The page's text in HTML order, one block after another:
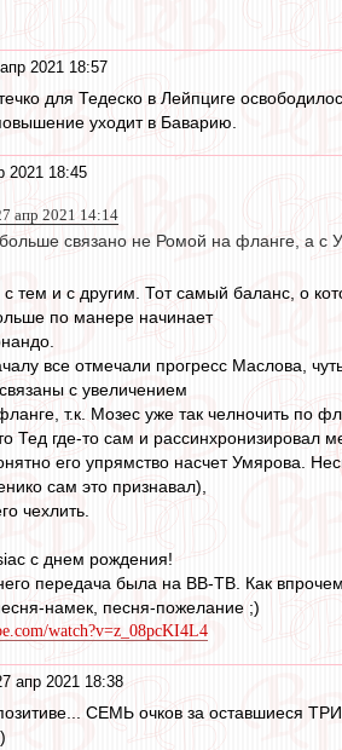
2021 18:57
для Тедеско в Лейпциге
уходит в Баварию.
2021 18:45
апр 2021 14:14
связано не Ромой на фланге, а с
с тем и с другим. Тот самый баланс, о
по манере начинает
все отмечали прогресс Маслова,
с увеличением
т.к. Мозес уже так челночить по
Тед где-то сам и рассинхронизировал
его упрямство насчет Умярова.
сам это признавал),
чехлить.
с днем рождения!
передача была на ВВ-ТВ. Как
намек, песня-пожелание ;)
watch?v=z_08pcKI4L4
апр 2021 18:38
СЕМЬ очков за оставшиеся